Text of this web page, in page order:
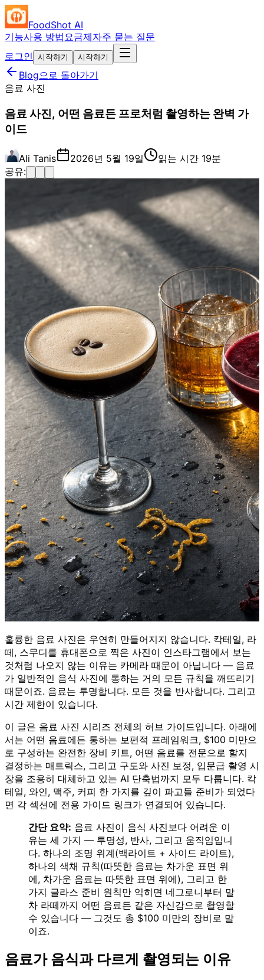
FoodShot AI
기능사용 방법요금제자주 묻는 질문
로그인
시작하기 시작하기
Blog으로 돌아가기
음료 사진
음료 사진, 어떤 음료든 프로처럼 촬영하는 완벽 가
이드
Ali Tanis 2026년 5월 19일
읽는 시간 19분
공유:
훌륭한 음료 사진은 우연히 만들어지지 않습니다. 칵테일, 라
떼, 스무디를 휴대폰으로 찍은 사진이 인스타그램에서 보는
것처럼 나오지 않는 이유는 카메라 때문이 아닙니다 — 음료
가 일반적인 음식 사진에 통하는 거의 모든 규칙을 깨뜨리기
때문이죠. 음료는 투명합니다. 모든 것을 반사합니다. 그리고
시간 제한이 있습니다.
이 글은 음료 사진 시리즈 전체의 허브 가이드입니다. 아래에
서는 어떤 음료에든 통하는 보편적 프레임워크, $100 미만으
로 구성하는 완전한 장비 키트, 어떤 음료를 전문으로 할지
결정하는 매트릭스, 그리고 구도와 사진 보정, 입문급 촬영 시
장을 조용히 대체하고 있는 AI 단축법까지 모두 다룹니다. 칵
테일, 와인, 맥주, 커피 한 가지를 깊이 파고들 준비가 되었다
면 각 섹션에 전용 가이드 링크가 연결되어 있습니다.
간단 요약: 음료 사진이 음식 사진보다 어려운 이
유는 세 가지 — 투명성, 반사, 그리고 움직임입니
다. 하나의 조명 위계(백라이트 + 사이드 라이트),
하나의 색채 규칙(따뜻한 음료는 차가운 표면 위
에, 차가운 음료는 따뜻한 표면 위에), 그리고 한
가지 글라스 준비 원칙만 익히면 네그로니부터 말
차 라떼까지 어떤 음료든 같은 자신감으로 촬영할
수 있습니다 — 그것도 총 $100 미만의 장비로 말
이죠.
음료가 음식과 다르게 촬영되는 이유